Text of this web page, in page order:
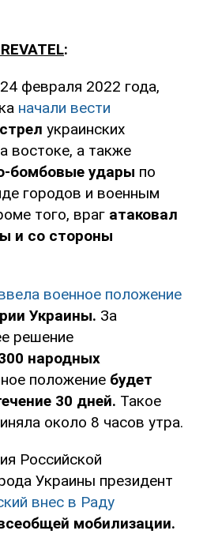
:
февраля 2022 года,
начали вести
украинских
востоке, а также
бомбовые удары по
городов и военным
того, враг атаковал
и со стороны
военное положение
Украины. За
решение
народных
положение будет
30 дней. Такое
около 8 часов утра.
Российской
Украины президент
внес в Раду
мобилизации.